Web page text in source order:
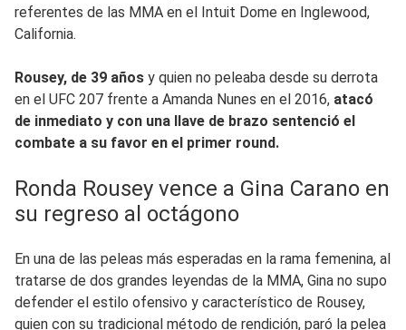
referentes de las MMA en el Intuit Dome en Inglewood,
California.
Rousey, de 39 años y quien no peleaba desde su derrota
en el UFC 207 frente a Amanda Nunes en el 2016, atacó
de inmediato y con una llave de brazo sentenció el
combate a su favor en el primer round.
Ronda Rousey vence a Gina Carano en
su regreso al octágono
En una de las peleas más esperadas en la rama femenina, al
tratarse de dos grandes leyendas de la MMA, Gina no supo
defender el estilo ofensivo y característico de Rousey,
quien con su tradicional método de rendición, paró la pelea